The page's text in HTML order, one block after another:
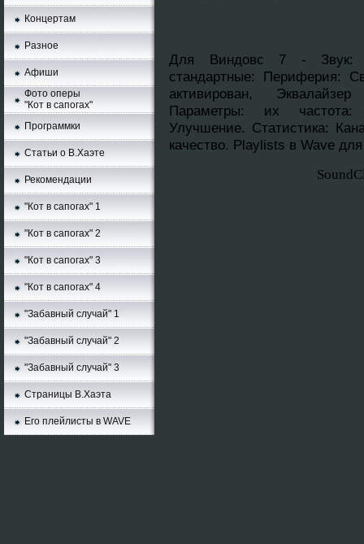
Концертам
Разное
Афиши
Фото оперы
"Кот в сапогах"
Программки
Статьи о В.Хаэте
Рекомендации
"Кот в сапогах" 1
"Кот в сапогах" 2
"Кот в сапогах" 3
"Кот в сапогах" 4
"Забавный случай" 1
"Забавный случай" 2
"Забавный случай" 3
Страницы В.Хаэта
Его плейлисты в WAVE
Для Виндовс 7 - Звук:
стандартныe: Периферия:
активирован,
Параметры: их частота:
Улучшение. Cтатистика:
качество. Playlists в Wave